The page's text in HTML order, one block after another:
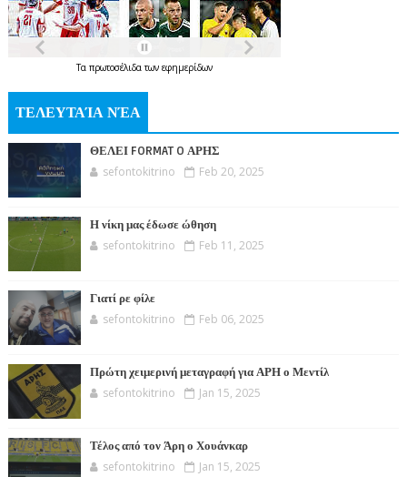
Τα πρωτοσέλιδατων εφημερίδων
ΤΕΛΕΥΤΑΊΑ ΝΈΑ
ΘΕΛΕΙ FORMAT O ΑΡΗΣ
sefontokitrino Feb 20, 2025
Η νίκη μας έδωσε ώθηση
sefontokitrino Feb 11, 2025
Γιατί ρε φίλε
sefontokitrino Feb 06, 2025
Πρώτη χειμερινή μεταγραφή για ΑΡΗ ο Μεντίλ
sefontokitrino Jan 15, 2025
Τέλος από τον Άρη ο Χουάνκαρ
sefontokitrino Jan 15, 2025